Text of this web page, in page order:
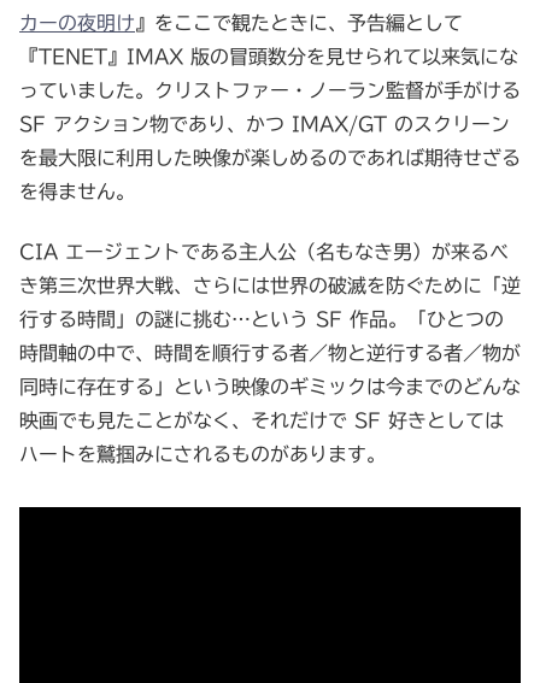
カーの夜明け 』をここで観たときに、予告編として
『TENET』IMAX 版の冒頭数分を見せられて以来気にな
っていました。クリストファー・ノーラン監督が手がける
SF アクション物であり、かつ IMAX/GT のスクリーン
を最大限に利用した映像が楽しめるのであれば期待せざる
を得ません。
CIA エージェントである主人公（名もなき男）が来るべ
き第三次世界大戦、さらには世界の破滅を防ぐために「逆
行する時間」の謎に挑む…という SF 作品。「ひとつの
時間軸の中で、時間を順行する者／物と逆行する者／物が
同時に存在する」という映像のギミックは今までのどんな
映画でも見たことがなく、それだけで SF 好きとしては
ハートを鷲掴みにされるものがあります。